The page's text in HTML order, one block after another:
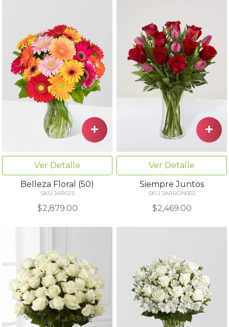
Ver Detalle
Belleza Floral (50)
SKU JAR025
$2,879.00
Ver Detalle
Siempre Juntos
SKU JARRON002
$2,469.00